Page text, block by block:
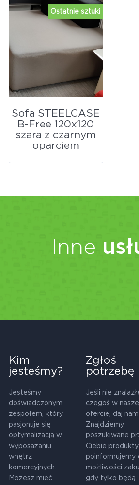
Ostatnie sztuki
Sofa STEELCASE
B-Free 120x120
szara z czarnym
oparciem
Inne
Kim
jesteśmy?
Jesteśmy
doświadczonym
zespołem, który
pasjonuje się
optymalizacją w
wyposażaniu
wnętrz
komercyjnych.
Możesz mieć
Zgłoś
potrzebę
Jeśli nie
czegoś w
ofercie, daj nam
Znajdziemy
poszukiwane
Ciebie produkty
poinformujemy
możliwości
gdy tylko będą